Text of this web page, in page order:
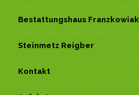
Bestattungshaus Franzkowiak
Steinmetz Reigber
Kontakt